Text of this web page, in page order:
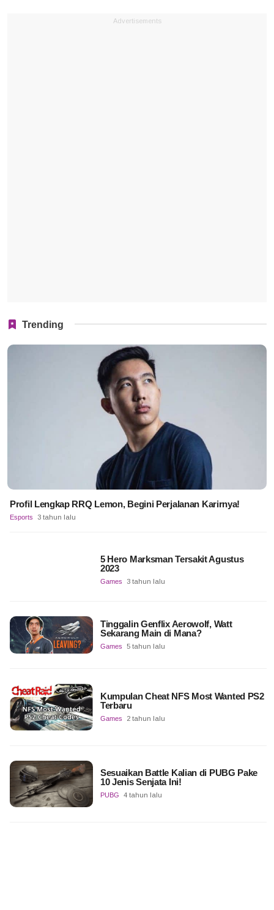
Advertisements
Trending
Profil Lengkap RRQ Lemon, Begini Perjalanan Karirnya!
Esports 3 tahun lalu
5 Hero Marksman Tersakit Agustus
2023
Games 3 tahun lalu
Tinggalin Genflix Aerowolf, Watt
Sekarang Main di Mana?
Games 5 tahun lalu
Kumpulan Cheat NFS Most Wanted PS2
Terbaru
Games 2 tahun lalu
Sesuaikan Battle Kalian di PUBG Pake
10 Jenis Senjata Ini!
PUBG 4 tahun lalu